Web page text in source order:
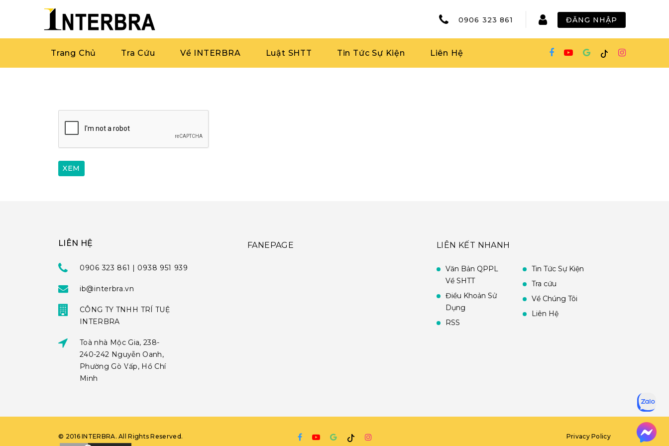
0906 323 861 ĐĂNG NHẬP
Trang Chủ Tra Cứu Về INTERBRA Luật SHTT Tin Tức Sự Kiện Liên Hệ
LIÊN HỆ
0906 323 861 | 0938 951 939
ib@interbra.vn
CÔNG TY TNHH TRÍ TUỆ
INTERBRA
Toà nhà Mộc Gia, 238-
240-242 Nguyễn Oanh,
Phường Gò Vấp, Hồ Chí
Minh
FANEPAGE LIÊN KẾT NHANH
Văn Bản QPPL
Về SHTT
Điều Khoản Sử
Dụng
RSS
Tin Tức Sự Kiện
Tra cứu
Về Chúng Tôi
Liên Hệ
© 2016 INTERBRA. All Rights Reserved. Privacy Policy